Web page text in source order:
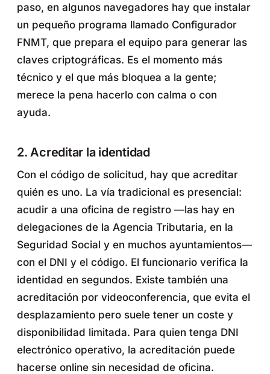
paso, en algunos navegadores hay que instalar
un pequeño programa llamado Configurador
FNMT, que prepara el equipo para generar las
claves criptográficas. Es el momento más
técnico y el que más bloquea a la gente;
merece la pena hacerlo con calma o con
ayuda.
2. Acreditar la identidad
Con el código de solicitud, hay que acreditar
quién es uno. La vía tradicional es presencial:
acudir a una oficina de registro —las hay en
delegaciones de la Agencia Tributaria, en la
Seguridad Social y en muchos ayuntamientos—
con el DNI y el código. El funcionario verifica la
identidad en segundos. Existe también una
acreditación por videoconferencia, que evita el
desplazamiento pero suele tener un coste y
disponibilidad limitada. Para quien tenga DNI
electrónico operativo, la acreditación puede
hacerse online sin necesidad de oficina.